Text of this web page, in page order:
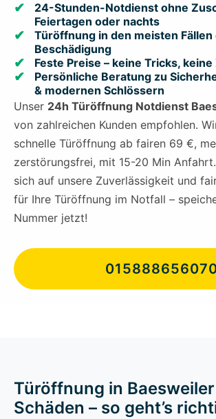
24-Stunden-Notdienst ohne
Feiertagen oder nachts
Türöffnung in den meisten Fällen
Beschädigung
Feste Preise – keine Tricks,
Persönliche Beratung zu
& modernen Schlössern
Unser 24h Türöffnung Notdienst
von zahlreichen Kunden empfohlen.
schnelle Türöffnung ab fairen 69 €,
zerstörungsfrei, mit 15-20 Min
sich auf unsere Zuverlässigkeit und
für Ihre Türöffnung im Notfall –
Nummer jetzt!
Türöffnung in
Schäden – so geht’s